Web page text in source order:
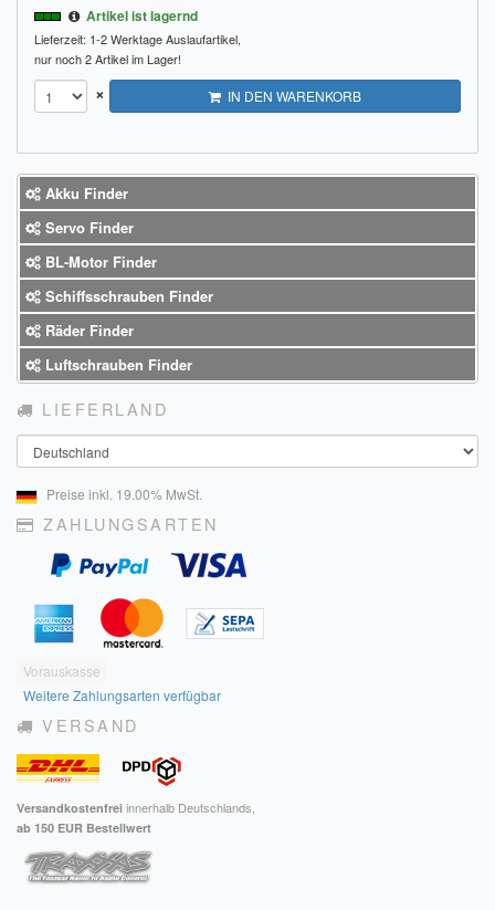
Artikel ist lagernd
Lieferzeit: 1-2 WerktageAuslaufartikel,
nur noch 2 Artikel im Lager!
× IN DEN WARENKORB
Akku Finder
Servo Finder
BL-Motor Finder
Schiffsschrauben Finder
Räder Finder
Luftschrauben Finder
LIEFERLAND
Land
Preise inkl. 19.00% MwSt.
ZAHLUNGSARTEN
Vorauskasse
Weitere Zahlungsarten verfügbar
VERSAND
Versandkostenfrei innerhalb Deutschlands,
ab 150 EUR Bestellwert